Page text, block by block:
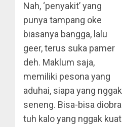
Nah, ‘penyakit’ yang
punya tampang oke
biasanya bangga, lalu
geer, terus suka pamer
deh. Maklum saja,
memiliki pesona yang
aduhai, siapa yang nggak
seneng. Bisa-bisa diobral
tuh kalo yang nggak kuat